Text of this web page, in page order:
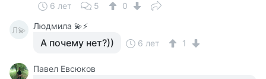
6 лет 5 0
Л💫 Людмила 💫⚡
А почему нет?)) 6 лет 1
Павел Евсюков